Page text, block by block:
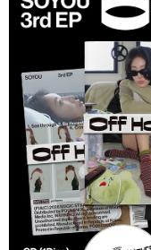
３．未成年的使用者請事
「AFTEE先享後付」，若
４．使用「AFTEE先享後
時審查核予不同之上限額
請求用戶進行身份認證。
５．嚴禁一人註冊多個帳
恩沛科技股份有限公司將
付款後門市自取
亞洲國家/地區配送
北美國家/地區配送
歐洲國家/地區配送